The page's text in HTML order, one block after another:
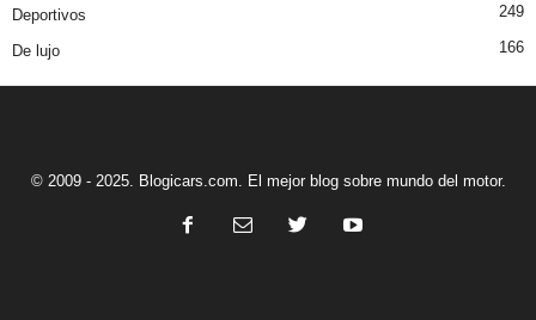
Deportivos 249
De lujo 166
© 2009 - 2025. Blogicars.com. El mejor blog sobre mundo del motor.